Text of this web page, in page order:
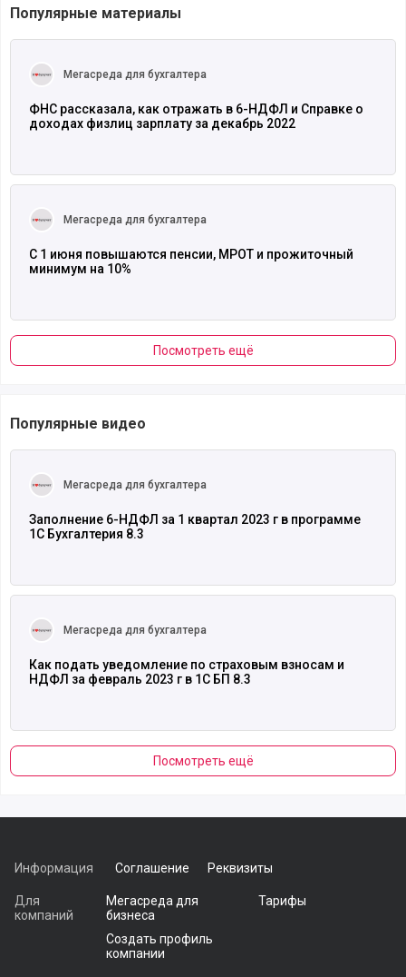
Популярные материалы
Мегасреда для бухгалтера
ФНС рассказала, как отражать в 6-НДФЛ и Справке о
доходах физлиц зарплату за декабрь 2022
Мегасреда для бухгалтера
С 1 июня повышаются пенсии, МРОТ и прожиточный
минимум на 10%
Посмотреть ещё
Популярные видео
Мегасреда для бухгалтера
Заполнение 6-НДФЛ за 1 квартал 2023 г в программе
1С Бухгалтерия 8.3
Мегасреда для бухгалтера
Как подать уведомление по страховым взносам и
НДФЛ за февраль 2023 г в 1С БП 8.3
Посмотреть ещё
Информация Соглашение Реквизиты
Для
компаний
Мегасреда для
бизнеса
Тарифы
Создать профиль
компании